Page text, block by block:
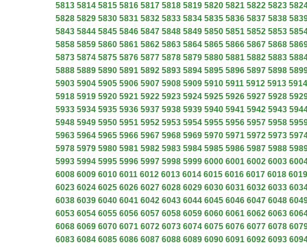
5813 5814 5815 5816 5817 5818 5819 5820 5821 5822 5823
5828 5829 5830 5831 5832 5833 5834 5835 5836 5837 5838
5843 5844 5845 5846 5847 5848 5849 5850 5851 5852 5853
5858 5859 5860 5861 5862 5863 5864 5865 5866 5867 5868
5873 5874 5875 5876 5877 5878 5879 5880 5881 5882 5883
5888 5889 5890 5891 5892 5893 5894 5895 5896 5897 5898
5903 5904 5905 5906 5907 5908 5909 5910 5911 5912 5913 5914
5918 5919 5920 5921 5922 5923 5924 5925 5926 5927 5928
5933 5934 5935 5936 5937 5938 5939 5940 5941 5942 5943
5948 5949 5950 5951 5952 5953 5954 5955 5956 5957 5958
5963 5964 5965 5966 5967 5968 5969 5970 5971 5972 5973
5978 5979 5980 5981 5982 5983 5984 5985 5986 5987 5988
5993 5994 5995 5996 5997 5998 5999 6000 6001 6002 6003
6008 6009 6010 6011 6012 6013 6014 6015 6016 6017 6018 6019
6023 6024 6025 6026 6027 6028 6029 6030 6031 6032 6033
6038 6039 6040 6041 6042 6043 6044 6045 6046 6047 6048
6053 6054 6055 6056 6057 6058 6059 6060 6061 6062 6063
6068 6069 6070 6071 6072 6073 6074 6075 6076 6077 6078
6083 6084 6085 6086 6087 6088 6089 6090 6091 6092 6093